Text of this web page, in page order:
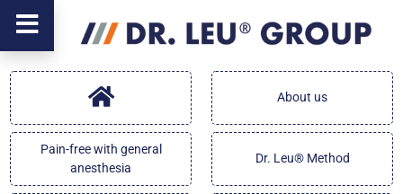
About us
Pain-free with general
anesthesia
Dr. Leu® Method